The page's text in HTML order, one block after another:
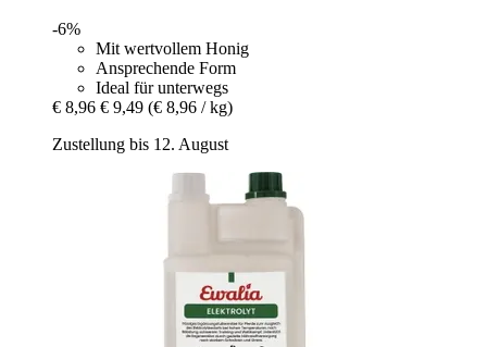
-6%
Mit wertvollem Honig
Ansprechende Form
Ideal für unterwegs
€ 8,96 € 9,49 (€ 8,96 / kg)
Zustellung bis 12. August